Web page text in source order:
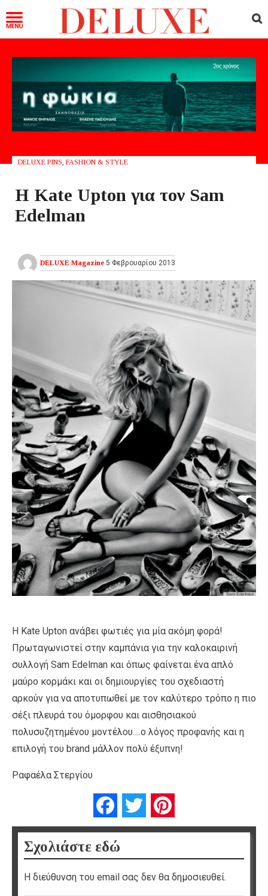
DELUXE PINS FASHION & STYLE
Η Kate Upton για τον Sam
Edelman
DELUXE Magazine 5 Φεβρουαρίου 2013
Η Kate Upton ανάβει φωτιές για μία ακόμη φορά!
Πρωταγωνιστεί στην καμπάνια για την καλοκαιρινή
συλλογή Sam Edelman και όπως φαίνεται ένα απλό
μαύρο κορμάκι και οι δημιουργίες του σχεδιαστή
αρκούν για να αποτυπωθεί με τον καλύτερο τρόπο η πιο
σέξι πλευρά του όμορφου και αισθησιακού
πολυσυζητημένου μοντέλου….ο λόγος προφανής και η
επιλογή του brand μάλλον πολύ έξυπνη!
Ραφαέλα Στεργίου
FacebookTwitter
Σχολιάστε εδώ
Η διεύθυνση του email σας δεν θα δημοσιευθεί.